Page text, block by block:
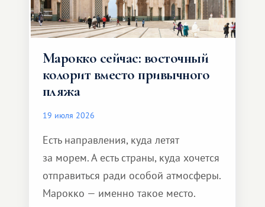
Марокко сейчас: восточный
колорит вместо привычного
пляжа
19 июля 2026
Есть направления, куда летят
за морем. А есть страны, куда хочется
отправиться ради особой атмосферы.
Марокко — именно такое место.